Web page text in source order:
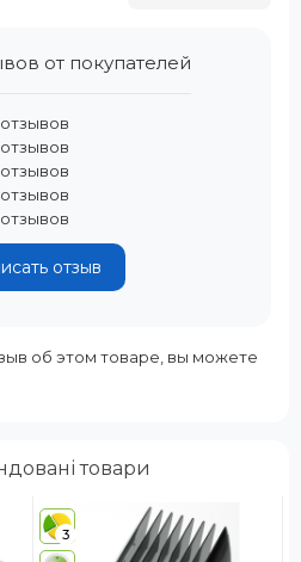
от покупателей
отзыв
об этом товаре, вы можете
товари
3